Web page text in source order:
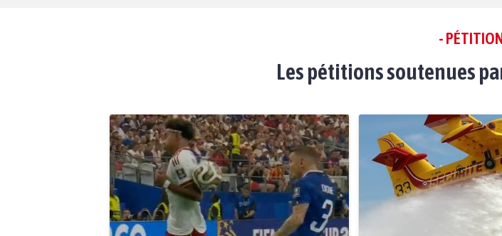
-
Les pétitions soutenues